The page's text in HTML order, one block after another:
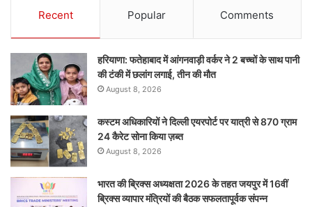
Recent Popular Comments
हरियाणा: फतेहाबाद में आंगनवाड़ी वर्कर ने 2 बच्चों के साथ पानी
की टंकी में छलांग लगाई, तीन की मौत
August 8, 2026
कस्टम अधिकारियों ने दिल्ली एयरपोर्ट पर यात्री से 870 ग्राम
24 कैरेट सोना किया ज़ब्त
August 8, 2026
भारत की ब्रिक्‍स अध्यक्षता 2026 के तहत जयपुर में 16वीं
ब्रिक्‍स व्यापार मंत्रियों की बैठक सफलतापूर्वक संपन्न